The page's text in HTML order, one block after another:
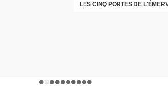
LES CINQ PORTES DE
CHRISTOPHE PERRET